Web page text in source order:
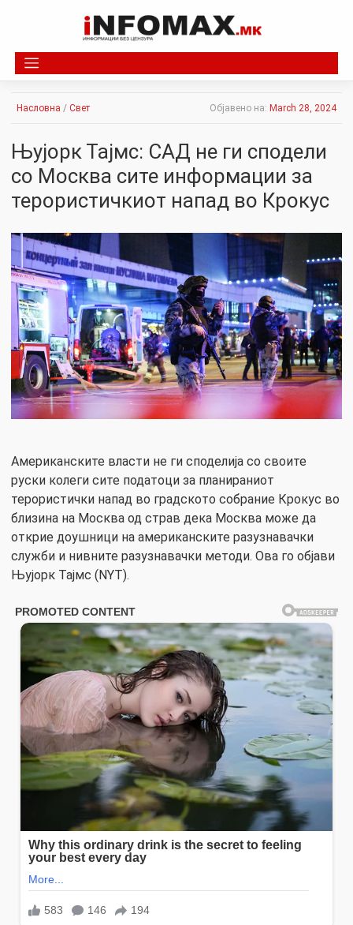
Насловна / Свет Објавено на: March 28, 2024
Њујорк Тајмс: САД не ги сподели
со Москва сите информации за
терористичкиот напад во Крокус
Американските власти не ги споделија со своите
руски колеги сите податоци за планираниот
терористички напад во градското собрание Крокус во
близина на Москва од страв дека Москва може да
открие доушници на американските разузнавачки
служби и нивните разузнавачки методи. Ова го објави
Њујорк Тајмс (NYT).